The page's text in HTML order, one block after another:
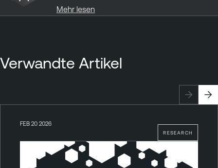
Mehr lesen
Verwandte Artikel
RESEARCH
FEB 20 2026